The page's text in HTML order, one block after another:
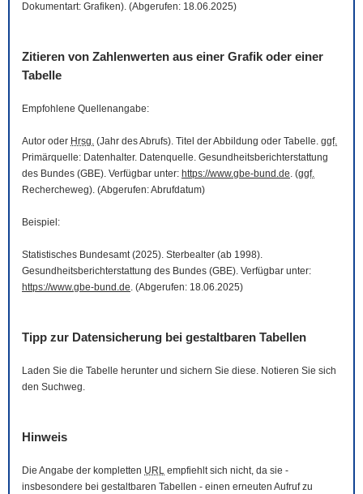
Dokumentart: Grafiken). (Abgerufen: 18.06.2025)
Zitieren von Zahlenwerten aus einer Grafik oder einer
Tabelle
Empfohlene Quellenangabe:
Autor oder Hrsg. (Jahr des Abrufs). Titel der Abbildung oder Tabelle. ggf.
Primärquelle: Datenhalter. Datenquelle. Gesundheitsberichterstattung
des Bundes (GBE). Verfügbar unter: https://www.gbe-bund.de. (ggf.
Rechercheweg). (Abgerufen: Abrufdatum)
Beispiel:
Statistisches Bundesamt (2025). Sterbealter (ab 1998).
Gesundheitsberichterstattung des Bundes (GBE). Verfügbar unter:
https://www.gbe-bund.de. (Abgerufen: 18.06.2025)
Tipp zur Datensicherung bei gestaltbaren Tabellen
Laden Sie die Tabelle herunter und sichern Sie diese. Notieren Sie sich
den Suchweg.
Hinweis
Die Angabe der kompletten URL empfiehlt sich nicht, da sie -
insbesondere bei gestaltbaren Tabellen - einen erneuten Aufruf zu